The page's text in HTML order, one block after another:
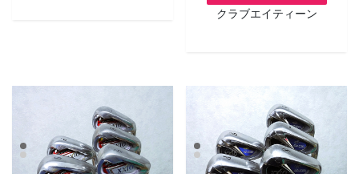
クラブエイティーン